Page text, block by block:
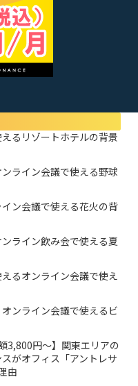
るリゾートホテルの背景
ライン会議で使える野球
ン会議で使える花火の背
ライン飲み会で使える夏
るオンライン会議で使え
ンライン会議で使えるビ
3,800円〜】関東エリアの
がオフィス「アントレサ
由